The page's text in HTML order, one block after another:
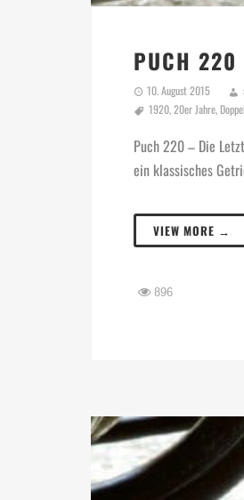
PUCH 220
10. August 2015
1920,20er Jahre,
Puch 220 – Die
ein klassisches
VIEW MORE →
896